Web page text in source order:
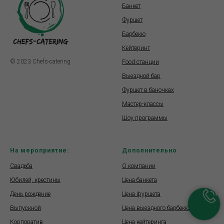
© 2023 Chefs-catering
Банкет
Фуршет
Барбекю
Кейтеринг
Food станции
Выездной бар
Фуршет в баночках
Мастер-классы
Шоу программы
На мероприятие:
Свадьба
Юбилей, крестины
День рождение
Выпускной
Корпоратив
Дополнительно
О компании
Цена банкета
Цена фуршета
Цена выездного барбекю
Цена кейтеринга